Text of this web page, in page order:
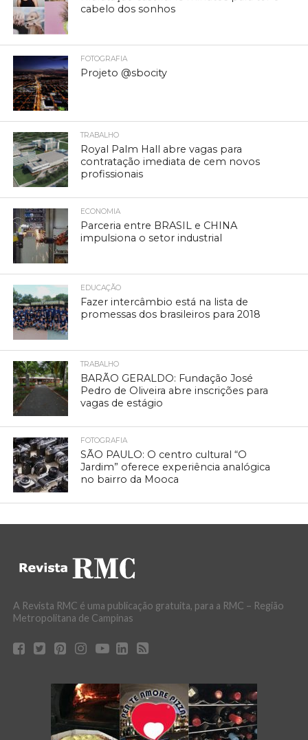
cabelo dos sonhos
FOTOGRAFIA
Projeto @sbocity
TRABALHO
Royal Palm Hall abre vagas para
contratação imediata de cem novos
profissionais
ECONOMIA
Parceria entre BRASIL e CHINA
impulsiona o setor industrial
EDUCAÇÃO
Fazer intercâmbio está na lista de
promessas dos brasileiros para 2018
TRABALHO
BARÃO GERALDO: Fundação José
Pedro de Oliveira abre inscrições para
vagas de estágio
FOTOGRAFIA
SÃO PAULO: O centro cultural “O
Jardim” oferece experiência analógica
no bairro da Mooca
A Revista RMC é uma publicação gratuita, para a RMC – Região
Metropolitana de Campinas